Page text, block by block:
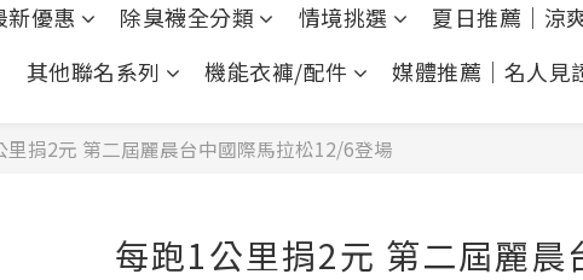
新優惠 除臭襪全分類 情境挑選 夏日推薦｜涼
其他聯名系列
機能衣褲/配件 媒體推薦｜名人見
里捐2元 第二屆麗晨台中國際馬拉松12/6登場
每跑1公里捐2元 第二屆麗